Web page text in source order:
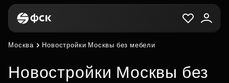
Москва Новостройки Москвы без мебели
Новостройки Москвы без